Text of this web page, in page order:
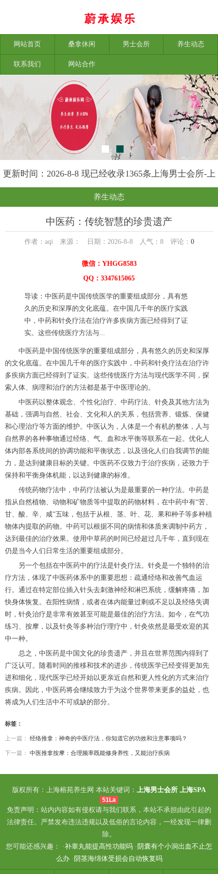
网站首页 桑拿休闲 男士会所 养生动态
联系我们 网站合作
更新时间：2026-8-8 现已经收录1365条上海男士会所-上
海榕苑养生网信息
养生动态
中医药：传统智慧的珍贵遗产
作者：aqi 来源： 日期：2026-8-8 人气： 8评论： 0
微信：YHGG8583
QQ：3347615065
导读：中医药是中国传统医学的重要组成部分，具有悠
久的历史和深厚的文化底蕴。在中国几千年的医疗实践
中，中药和针灸疗法在治疗许多疾病方面已经得到了证
实。这些传统医疗方法与...
中医药是中国传统医学的重要组成部分，具有悠久的历史和深厚
的文化底蕴。在中国几千年的医疗实践中，中药和针灸疗法在治疗许
多疾病方面已经得到了证实。这些传统医疗方法与现代医学不同，探
索人体、病理和治疗的方法都是基于中医理论的。
中医药以整体观念、个性化治疗、中药疗法、针灸及其他方法为
基础，强调与自然、社会、文化和人的关系，包括营养、锻炼、保健
和心理治疗等方面的维护。中医认为，人体是一个有机的整体，人与
自然界的各种事物通过经络、气、血和水平衡等联系在一起。优化人
体内部各系统间的协调功能和平衡状态，以及强化人们自我调节的能
力，是达到健康目标的关键。中医药不仅致力于治疗疾病，还致力于
保持和平衡身体机能，以达到健康的标准。
传统药物疗法中，中药疗法被认为是最重要的一种疗法。中药是
指从自然植物、动物和矿物质等中提取的药物材料，在中药中有“苦、
甘、酸、辛、咸”五味，包括于从根、茎、叶、花、果和种子等多种植
物体内提取的药物。中药可以根据不同的病情和体质来调制中药方，
达到最佳的治疗效果。使用中草药的时间已经超过几千年，直到现在
仍是当今人们日常生活的重要组成部分。
另一个包括在中医药中的疗法是针灸疗法。针灸是一个独特的治
疗方法，体现了中医药体系中的重要思想：疏通经络和改善气血运
行。通过在特定部位插入针头去刺激神经和淋巴系统，缓解疼痛，加
快身体恢复。在阳性病情，或者在体内能量过剩或不足以及经络失调
时，针灸治疗是非常有效甚至可能是最佳的治疗方法。如今，在气功
练习、按摩，以及针灸等多种治疗理疗中，针灸依然是最受欢迎的其
中一种。
总之，中医药是中国文化的珍贵遗产，并且在世界范围内得到了
广泛认可。随着时间的推移和技术的进步，传统医学已经变得更加先
进和细化，现代医学已经开始以更亲近自然和更人性化的方式来治疗
疾病。因此，中医药将会继续致力于为这个世界带来更多的益处，也
将成为人们生活中不可或缺的部分。
标签：
上一篇： 经络推拿：神奇的中医疗法，你知道它的功效和注意事项吗？
下一篇： 中医推拿按摩：合理频率既能修身养性，又能治疗疾病
版权所有：上海榕苑养生网 本站关键词： 上海男士会所 上海SPA
51La
免责声明：站内内容如有侵权请与我们联系，本站不承担由此引起的
法律责任。严禁发布违法违规以及低俗的言论内容，一经发现一律删
除。
您可能还感兴趣： ·补睾丸能提高性功能吗 · 阴囊有个小洞出血不止怎
么办· 阴茎海绵体受损会自动恢复吗